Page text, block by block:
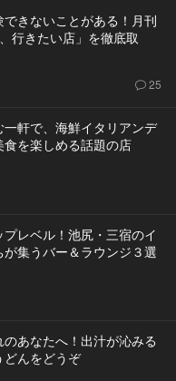
きないことがある！月刊
行きたい店」を徹底取
25
軒で、海鮮イタリアンデ
食を楽しめる話題の店
レベル！池尻・三宿のイ
集うバー＆ラウンジ３選
あなたへ！出汁が沁みる
どんをどうぞ